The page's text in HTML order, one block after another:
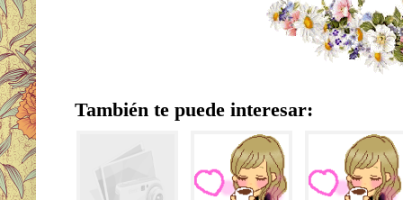
También te puede interesar: